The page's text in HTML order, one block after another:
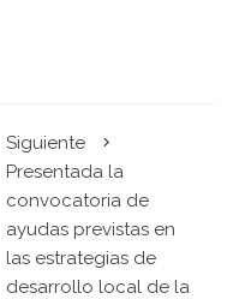
Siguiente
Presentada la
convocatoria de
ayudas previstas en
las estrategias de
desarrollo local de la